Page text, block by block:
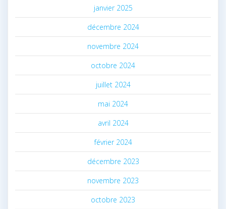
janvier 2025
décembre 2024
novembre 2024
octobre 2024
juillet 2024
mai 2024
avril 2024
février 2024
décembre 2023
novembre 2023
octobre 2023